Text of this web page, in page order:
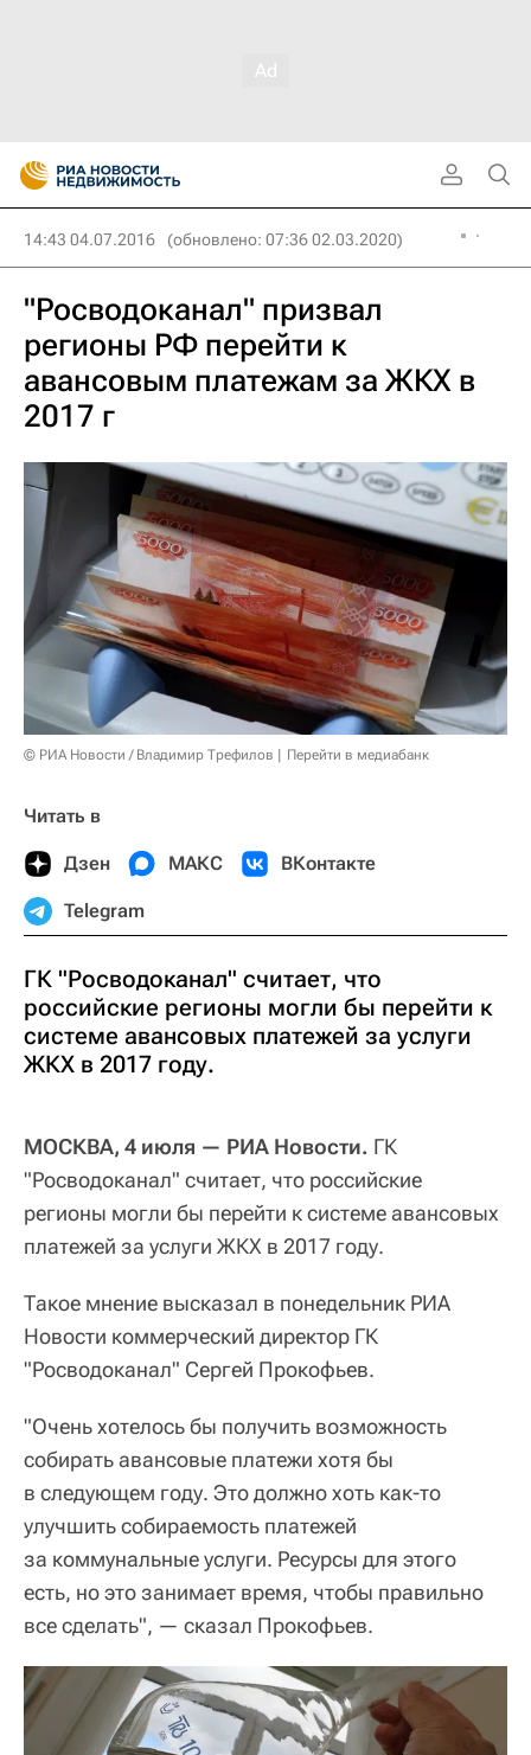
14:43 04.07.2016 (обновлено: 07:36 02.03.2020)
"Росводоканал" призвал
регионы РФ перейти к
авансовым платежам за ЖКХ в
2017 г
© РИА Новости / Владимир Трефилов Перейти в медиабанк
Читать в
Дзен МАКС ВКонтакте
Telegram
ГК "Росводоканал" считает, что
российские регионы могли бы перейти к
системе авансовых платежей за услуги
ЖКХ в 2017 году.
МОСКВА, 4 июля — РИА Новости. ГК
"Росводоканал" считает, что российские
регионы могли бы перейти к системе авансовых
платежей за услуги ЖКХ в 2017 году.
Такое мнение высказал в понедельник РИА
Новости коммерческий директор ГК
"Росводоканал" Сергей Прокофьев.
"Очень хотелось бы получить возможность
собирать авансовые платежи хотя бы
в следующем году. Это должно хоть как-то
улучшить собираемость платежей
за коммунальные услуги. Ресурсы для этого
есть, но это занимает время, чтобы правильно
все сделать", — сказал Прокофьев.